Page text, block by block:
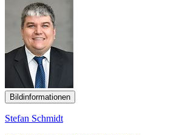
Bildinformationen
Stefan Schmidt
© Deutscher Bundestag/ Inga Haar
Schmidt, Stefan